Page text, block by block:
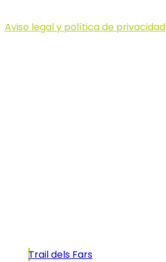
Aviso legal y política de privacidad
Trail dels Fars